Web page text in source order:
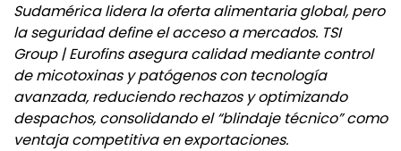
Sudamérica lidera la oferta alimentaria global, pero
la seguridad define el acceso a mercados. TSI
Group | Eurofins asegura calidad mediante control
de micotoxinas y patógenos con tecnología
avanzada, reduciendo rechazos y optimizando
despachos, consolidando el “blindaje técnico” como
ventaja competitiva en exportaciones.